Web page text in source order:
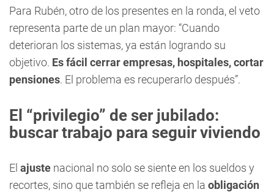
Para Rubén, otro de los presentes en la ronda, el veto
representa parte de un plan mayor: “Cuando
deterioran los sistemas, ya están logrando su
objetivo. Es fácil cerrar empresas, hospitales, cortar
pensiones. El problema es recuperarlo después”.
El “privilegio” de ser jubilado:
buscar trabajo para seguir viviendo
El ajuste nacional no solo se siente en los sueldos y
recortes, sino que también se refleja en la obligación